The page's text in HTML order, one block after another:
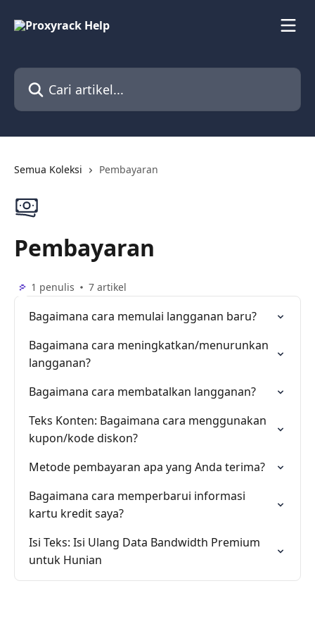
Cari artikel...
Semua Koleksi Pembayaran
Pembayaran
1 penulis 7 artikel
Bagaimana cara memulai langganan baru?
Bagaimana cara meningkatkan/menurunkan
langganan?
Bagaimana cara membatalkan langganan?
Teks Konten: Bagaimana cara menggunakan
kupon/kode diskon?
Metode pembayaran apa yang Anda terima?
Bagaimana cara memperbarui informasi
kartu kredit saya?
Isi Teks: Isi Ulang Data Bandwidth Premium
untuk Hunian